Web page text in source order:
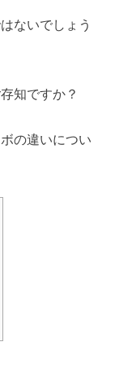
ないでしょう
知ですか？
の違いについ